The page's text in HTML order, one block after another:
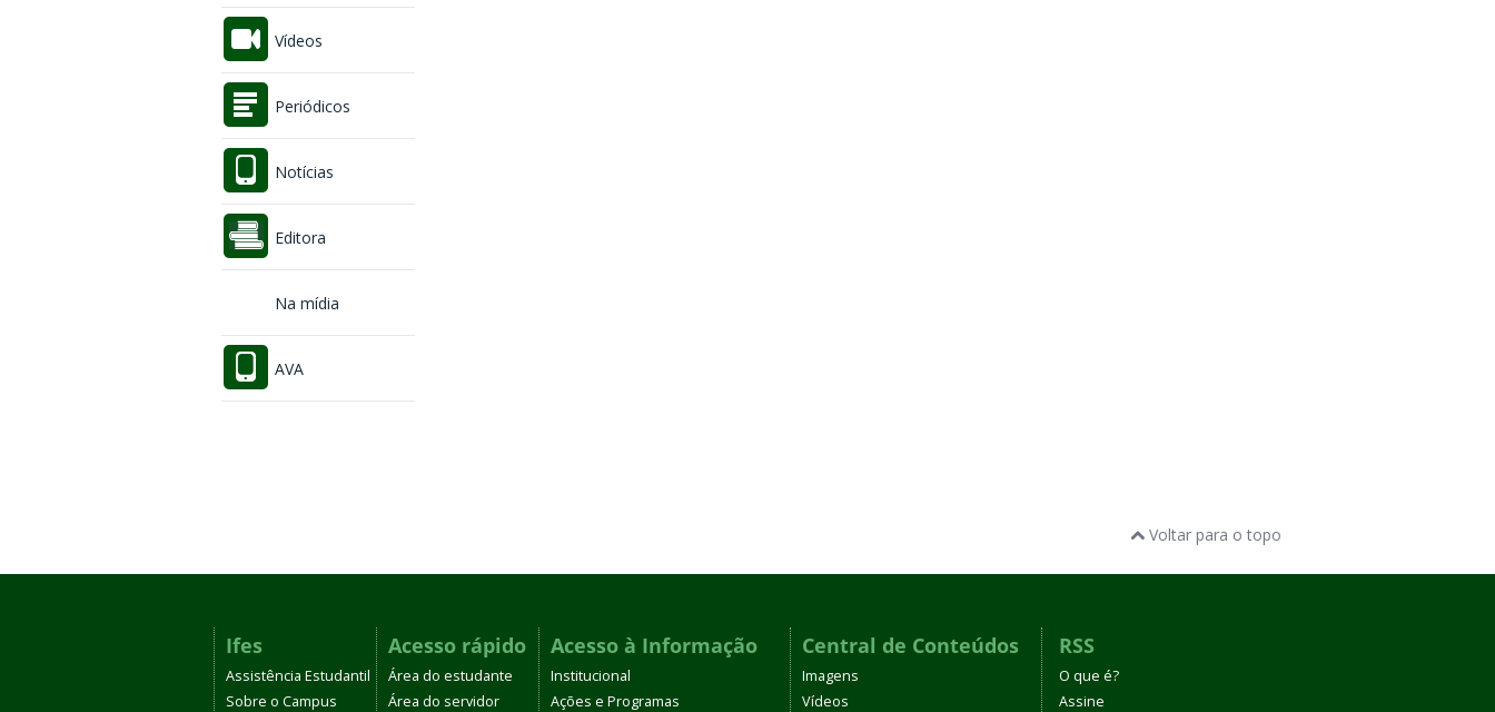
Vídeos
Periódicos
Notícias
Editora
Na mídia
AVA
Voltar para o topo
Ifes
Assistência Estudantil
Sobre o Campus
Acesso rápido
Área do estudante
Área do servidor
Acesso à Informação
Institucional
Ações e Programas
Central de Conteúdos
Imagens
Vídeos
RSS
O que é?
Assine